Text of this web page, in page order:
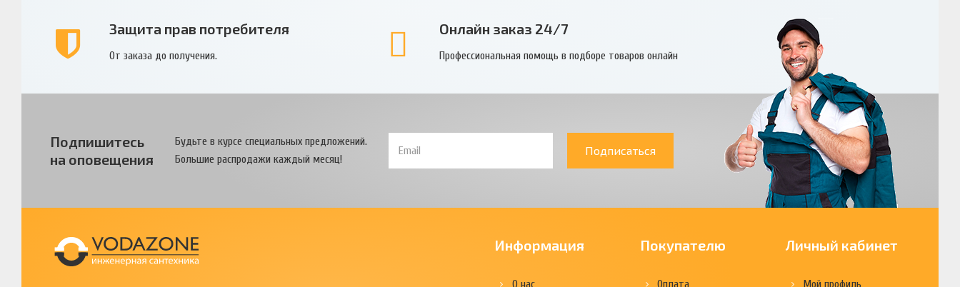
Защита прав потребителя
От заказа до получения.
Онлайн заказ 24/7
Профессиональная помощь в подборе товаров онлайн
Подпишитесь
на оповещения
Будьте в курсе специальных предложений.
Большие распродажи каждый месяц!
Подписаться
Информация
О нас
Покупателю
Оплата
Личный кабинет
Мой профиль